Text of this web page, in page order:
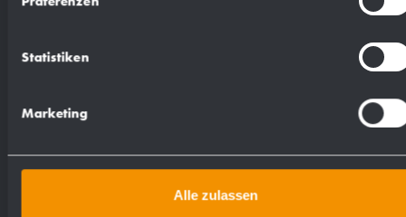
Statistiken
Marketing
Alle zulassen
materiale di montaggio.
Dimensioni: 350 x 600 x 250 mm.
Art. n. WP196